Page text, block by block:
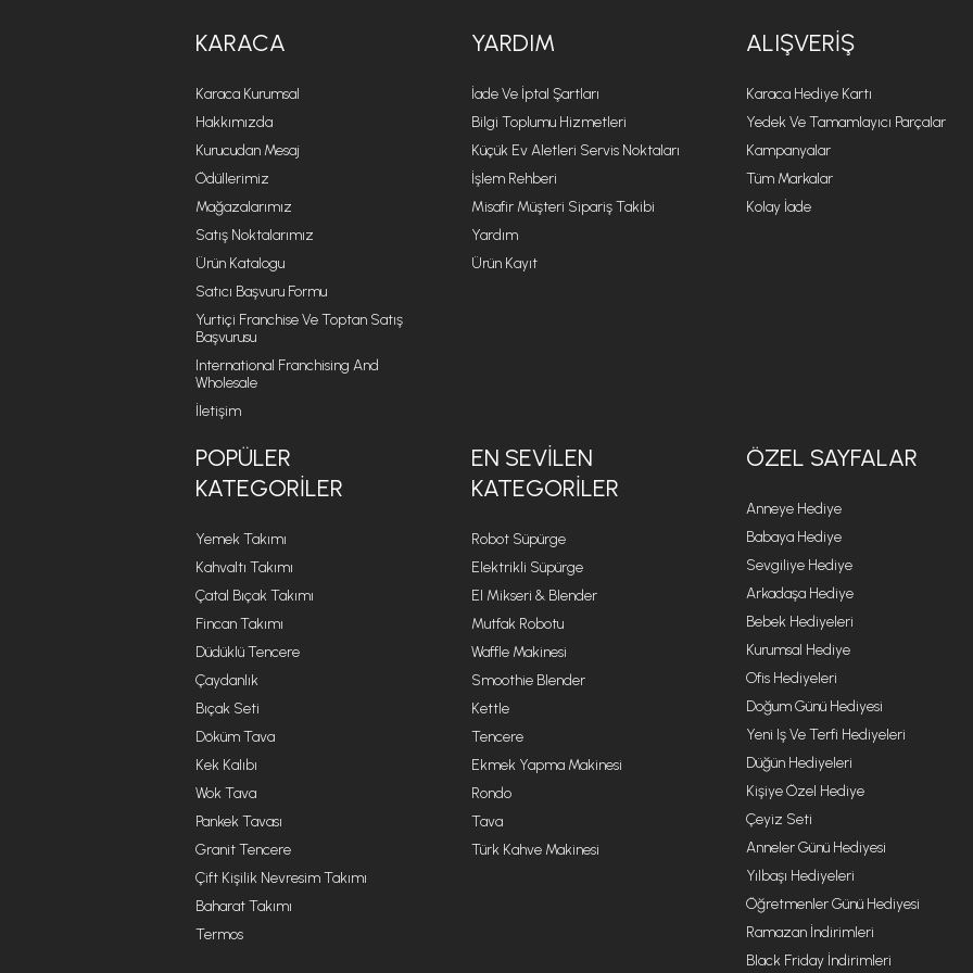
Swiss Crystal malzemesi Crystal tencerelerinin
laboratuvarında gerçekleştirilen 23-024/23-062 numaralı
ayrı olarak gerçekleştirilen yumurta, sebze ve kırmızı et
gösteren ısıda yağ eklenmeden ;yumurta (300 kez) kırmızı
yapışma gözlenmemiştir. Her döngü sonrası tava yüzeyi
KARACA
Karaca Kurumsal
Hakkımızda
Kurucudan Mesaj
Ödüllerimiz
Mağazalarımız
Satış Noktalarımız
Ürün Katalogu
Satıcı Başvuru Formu
Yurtiçi Franchise Ve Toptan Satış
Başvurusu
International Franchising And
Wholesale
İletişim
YARDIM
İade Ve İptal Şartları
Bilgi Toplumu Hizmetleri
Küçük Ev Aletleri Servis Noktaları
İşlem Rehberi
Misafir Müşteri Sipariş Takibi
Yardım
Ürün Kayıt
ALIŞVERIŞ
Karaca Hediye Kartı
Yedek Ve Tamamlayıcı Parçalar
Kampanyalar
Tüm Markalar
Kolay İade
POPÜLER
KATEGORILER
Yemek Takımı
Kahvaltı Takımı
Çatal Bıçak Takımı
Fincan Takımı
Düdüklü Tencere
Çaydanlık
Bıçak Seti
Döküm Tava
Kek Kalıbı
Wok Tava
Pankek Tavası
Granit Tencere
Çift Kişilik Nevresim Takımı
Baharat Takımı
Termos
EN SEVILEN
KATEGORILER
Robot Süpürge
Elektrikli Süpürge
El Mikseri & Blender
Mutfak Robotu
Waffle Makinesi
Smoothie Blender
Kettle
Tencere
Ekmek Yapma Makinesi
Rondo
Tava
Türk Kahve Makinesi
ÖZEL SAYFALAR
Anneye Hediye
Babaya Hediye
Sevgiliye Hediye
Arkadaşa Hediye
Bebek Hediyeleri
Kurumsal Hediye
Ofis Hediyeleri
Doğum Günü Hediyesi
Yeni Iş Ve Terfi Hediyeleri
Düğün Hediyeleri
Kişiye Özel Hediye
Çeyiz Seti
Anneler Günü Hediyesi
Yılbaşı Hediyeleri
Öğretmenler Günü Hediyesi
Ramazan İndirimleri
Black Friday İndirimleri